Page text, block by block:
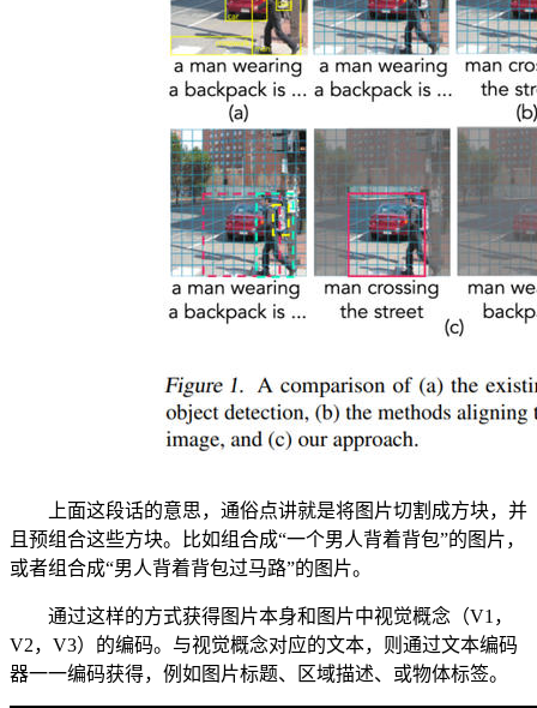
上面这段话的意思，通俗点讲就是将图片切割成方块，并
且预组合这些方块。比如组合成“一个男人背着背包”的图片，
或者组合成“男人背着背包过马路”的图片。
通过这样的方式获得图片本身和图片中视觉概念（V1，
V2，V3）的编码。与视觉概念对应的文本，则通过文本编码
器一一编码获得，例如图片标题、区域描述、或物体标签。